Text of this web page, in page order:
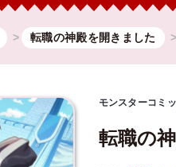
転職の神殿を開きました
モンスターコミ
転職の